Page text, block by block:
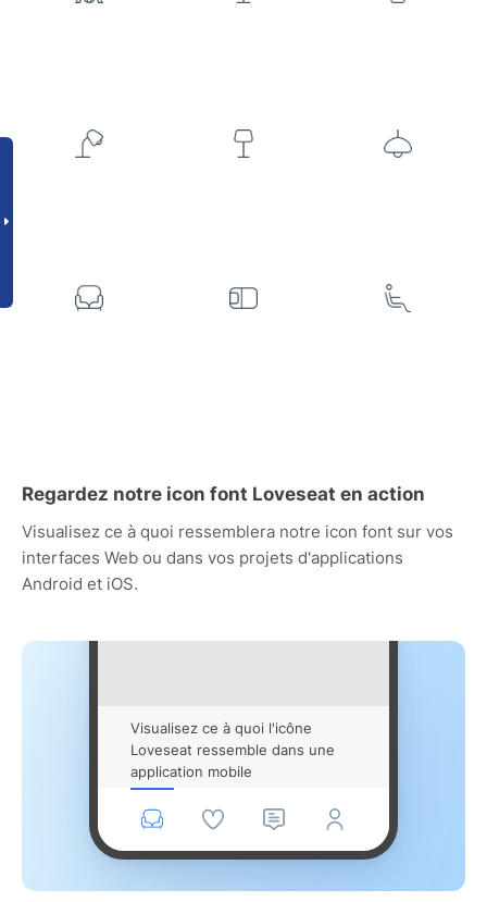
Regardez notre icon font Loveseat en action
Visualisez ce à quoi ressemblera notre icon font sur vos
interfaces Web ou dans vos projets d'applications
Android et iOS.
Visualisez ce à quoi l'icône
Loveseat ressemble dans une
application mobile